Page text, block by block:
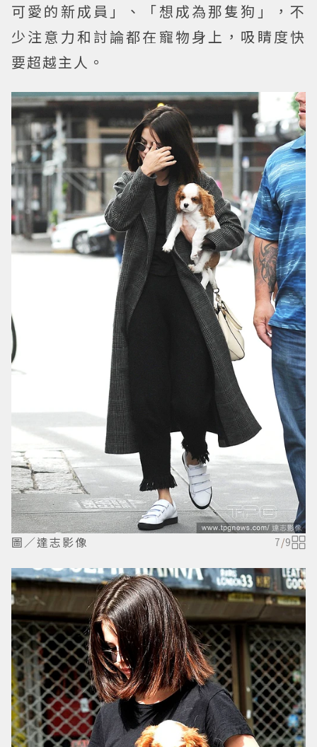
可愛的新成員」、「想成為那隻狗」，不
少注意力和討論都在寵物身上，吸睛度快
要超越主人。
圖／達志影像 7/9